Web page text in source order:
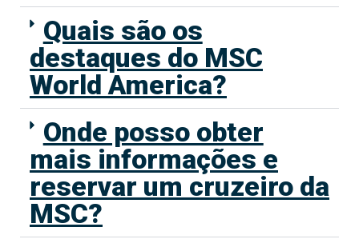
Quais são os
destaques do MSC
World America?
Onde posso obter
mais informações e
reservar um cruzeiro da
MSC?